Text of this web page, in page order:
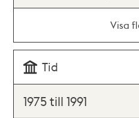
Visa
Tid
1975 till 1991